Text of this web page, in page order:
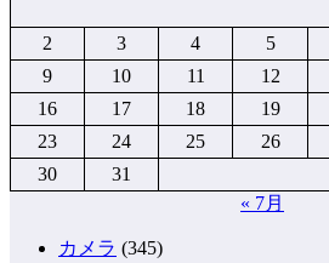
2
3 4 5
9
10 11 12
16
17 18 19
23
24 25 26
30
31
« 7月
カメラ (345)